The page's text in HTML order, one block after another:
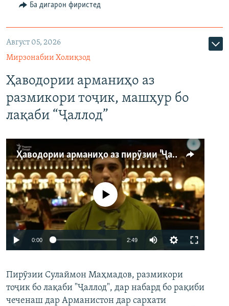
Ба дигарон фиристед
Август 05, 2026
Мирзонабии Холиқзод
Ҳаводории арманиҳо аз
размикори тоҷик, машҳур бо
лақаби “Ҷаллод”
Ҳаводории арманиҳо аз пирӯзии "Ҷаллод"-и тоҷик
Auto 240p 360p 480p
Феълан кор намекунад
0:00 2:49
360p
480p
Пирӯзии Сулаймон Маҳмадов, размикори
тоҷик бо лақаби "Ҷаллод", дар набард бо рақиби
чеченаш дар Арманистон дар сархати